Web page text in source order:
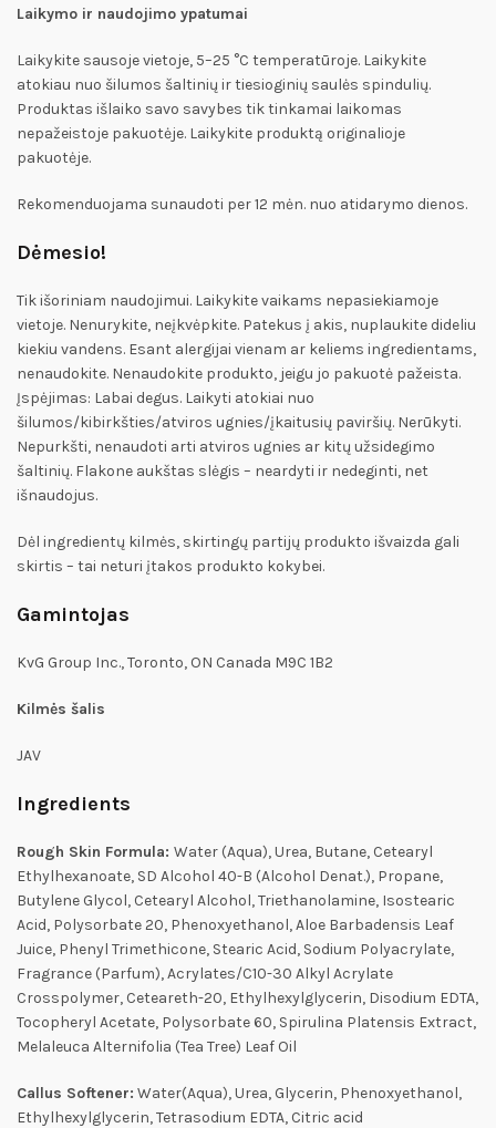
Laikymo ir naudojimo ypatumai
Laikykite sausoje vietoje, 5–25 °C temperatūroje. Laikykite
atokiau nuo šilumos šaltinių ir tiesioginių saulės spindulių.
Produktas išlaiko savo savybes tik tinkamai laikomas
nepažeistoje pakuotėje. Laikykite produktą originalioje
pakuotėje.
Rekomenduojama sunaudoti per 12 mėn. nuo atidarymo dienos.
Dėmesio!
Tik išoriniam naudojimui. Laikykite vaikams nepasiekiamoje
vietoje. Nenurykite, neįkvėpkite. Patekus į akis, nuplaukite dideliu
kiekiu vandens. Esant alergijai vienam ar keliems ingredientams,
nenaudokite. Nenaudokite produkto, jeigu jo pakuotė pažeista.
Įspėjimas: Labai degus. Laikyti atokiai nuo
šilumos/kibirkšties/atviros ugnies/įkaitusių paviršių. Nerūkyti.
Nepurkšti, nenaudoti arti atviros ugnies ar kitų užsidegimo
šaltinių. Flakone aukštas slėgis – neardyti ir nedeginti, net
išnaudojus.
Dėl ingredientų kilmės, skirtingų partijų produkto išvaizda gali
skirtis – tai neturi įtakos produkto kokybei.
Gamintojas
KvG Group Inc., Toronto, ON Canada M9C 1B2
Kilmės šalis
JAV
Ingredients
Rough Skin Formula: Water (Aqua), Urea, Butane, Cetearyl
Ethylhexanoate, SD Alcohol 40-B (Alcohol Denat.), Propane,
Butylene Glycol, Cetearyl Alcohol, Triethanolamine, Isostearic
Acid, Polysorbate 20, Phenoxyethanol, Aloe Barbadensis Leaf
Juice, Phenyl Trimethicone, Stearic Acid, Sodium Polyacrylate,
Fragrance (Parfum), Acrylates/C10-30 Alkyl Acrylate
Crosspolymer, Ceteareth-20, Ethylhexylglycerin, Disodium EDTA,
Tocopheryl Acetate, Polysorbate 60, Spirulina Platensis Extract,
Melaleuca Alternifolia (Tea Tree) Leaf Oil
Callus Softener: Water(Aqua), Urea, Glycerin, Phenoxyethanol,
Ethylhexylglycerin, Tetrasodium EDTA, Citric acid